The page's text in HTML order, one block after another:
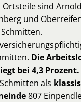
sind
und
Die
bei 4,3 Prozent.
als
807